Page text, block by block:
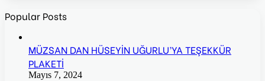
Popular Posts
MÜZSAN DAN HÜSEYİN UĞURLU’YA TEŞEKKÜR
PLAKETİ
Mayıs 7, 2024